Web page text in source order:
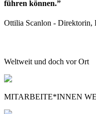
führen können.”
Ottilia Scanlon - Direktorin,
Weltweit und doch vor Ort
MITARBEITE*INNEN